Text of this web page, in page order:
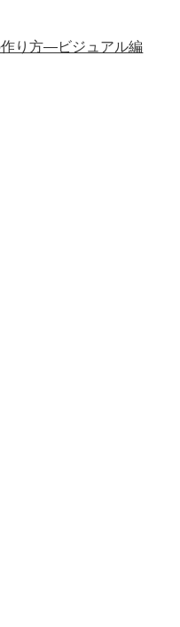
り方―ビジュアル編